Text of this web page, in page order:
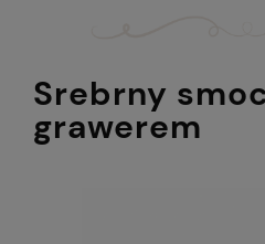
Srebrny
grawerem